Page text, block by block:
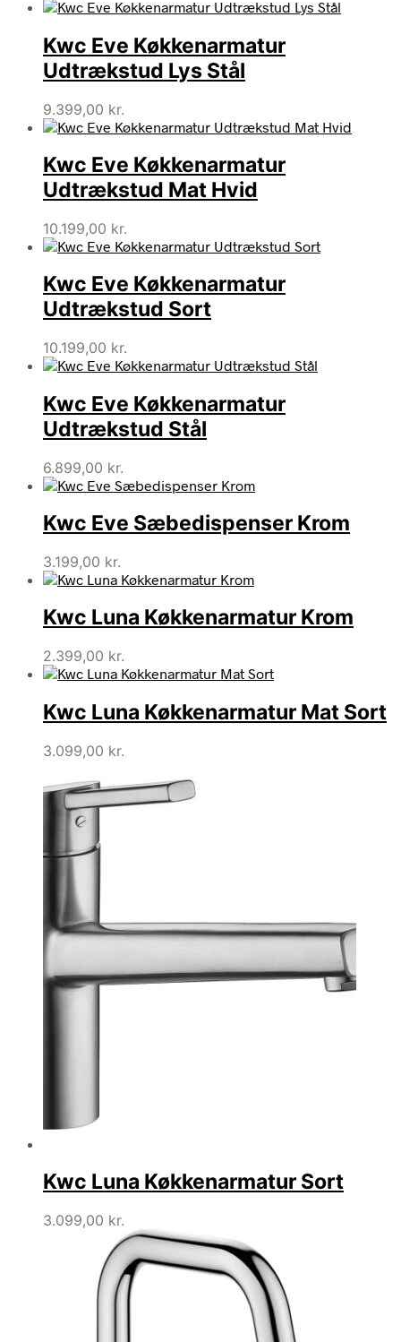
Kwc Eve Køkkenarmatur
Udtrækstud Lys Stål
9.399,00 kr.
Kwc Eve Køkkenarmatur
Udtrækstud Mat Hvid
10.199,00 kr.
Kwc Eve Køkkenarmatur
Udtrækstud Sort
10.199,00 kr.
Kwc Eve Køkkenarmatur
Udtrækstud Stål
6.899,00 kr.
Kwc Eve Sæbedispenser Krom
3.199,00 kr.
Kwc Luna Køkkenarmatur Krom
2.399,00 kr.
Kwc Luna Køkkenarmatur Mat Sort
3.099,00 kr.
Kwc Luna Køkkenarmatur Sort
3.099,00 kr.